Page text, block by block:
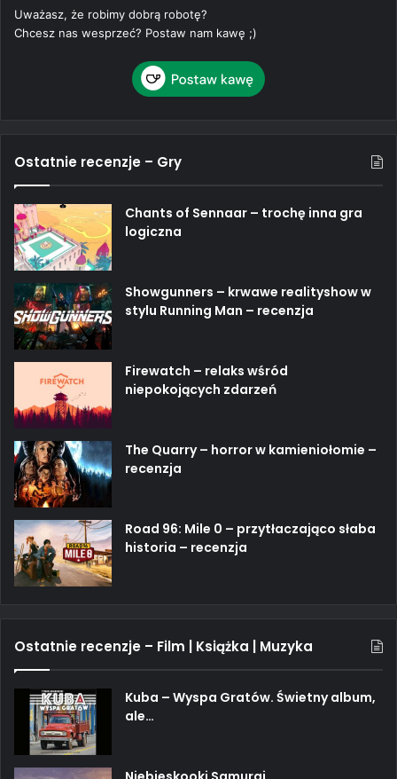
Uważasz, że robimy dobrą robotę?
Chcesz nas wesprzeć? Postaw nam kawę ;)
Ostatnie recenzje – Gry
Chants of Sennaar – trochę inna gra
logiczna
Showgunners – krwawe realityshow w
stylu Running Man – recenzja
Firewatch – relaks wśród
niepokojących zdarzeń
The Quarry – horror w kamieniołomie –
recenzja
Road 96: Mile 0 – przytłaczająco słaba
historia – recenzja
Ostatnie recenzje – Film | Książka | Muzyka
Kuba – Wyspa Gratów. Świetny album,
ale…